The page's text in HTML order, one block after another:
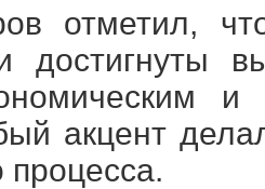
отметил,
и
акцент
процесса.